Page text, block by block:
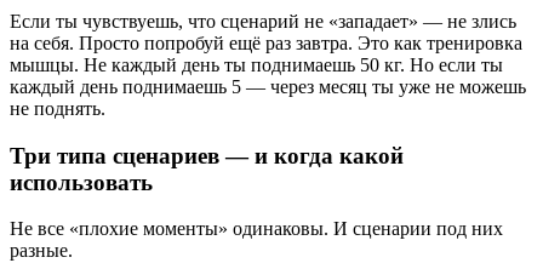
Если ты чувствуешь, что сценарий не «западает» — не злись
на себя. Просто попробуй ещё раз завтра. Это как тренировка
мышцы. Не каждый день ты поднимаешь 50 кг. Но если ты
каждый день поднимаешь 5 — через месяц ты уже не можешь
не поднять.
Три типа сценариев — и когда какой
использовать
Не все «плохие моменты» одинаковы. И сценарии под них
разные.